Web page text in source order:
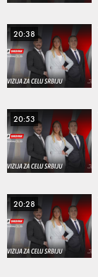
20:38
20:53
20:28